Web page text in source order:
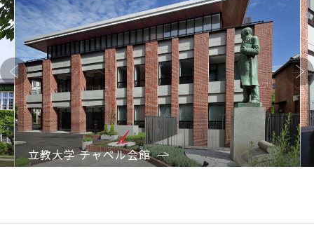
Previo
us
立教大学 チャペル会館
Next